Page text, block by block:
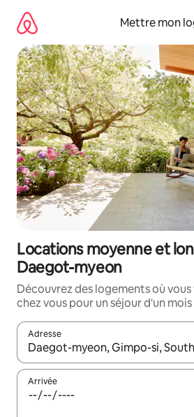
directement
contenu
Mettre mon
Locations moyenne et
Daegot-myeon
Découvrez des logements où
chez vous pour un séjour d'un mois
Adresse
Lorsque les résultats s'affichent,
Arrivée